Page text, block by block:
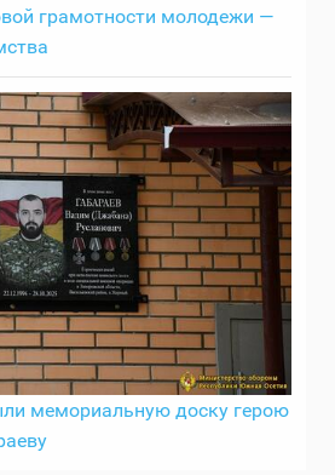
грамотности молодежи —
мемориальную доску герою